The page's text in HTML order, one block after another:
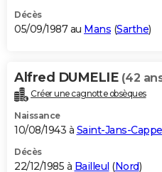
Décès
05/09/1987 au Mans (Sarthe)
Alfred DUMELIE (42
Créer une cagnotte obsèques
Naissance
10/08/1943 à Saint-Jans-
Décès
22/12/1985 à Bailleul (Nord)